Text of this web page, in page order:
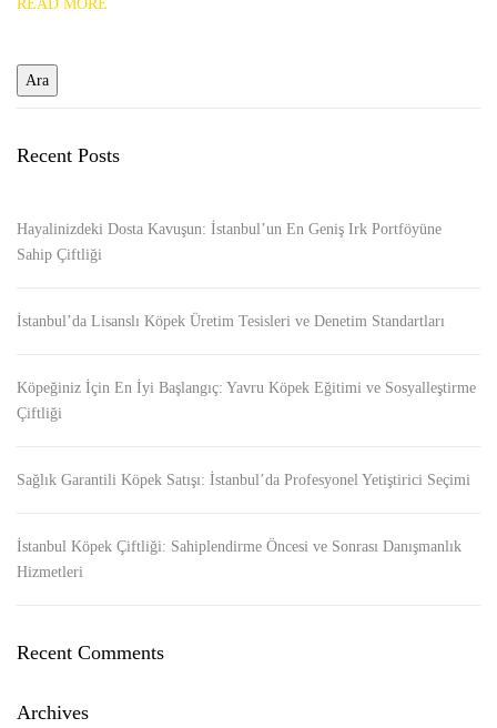
READ MORE
Recent Posts
Hayalinizdeki Dosta Kavuşun: İstanbul’un En Geniş Irk Portföyüne
Sahip Çiftliği
İstanbul’da Lisanslı Köpek Üretim Tesisleri ve Denetim Standartları
Köpeğiniz İçin En İyi Başlangıç: Yavru Köpek Eğitimi ve Sosyalleştirme
Çiftliği
Sağlık Garantili Köpek Satışı: İstanbul’da Profesyonel Yetiştirici Seçimi
İstanbul Köpek Çiftliği: Sahiplendirme Öncesi ve Sonrası Danışmanlık
Hizmetleri
Recent Comments
Archives